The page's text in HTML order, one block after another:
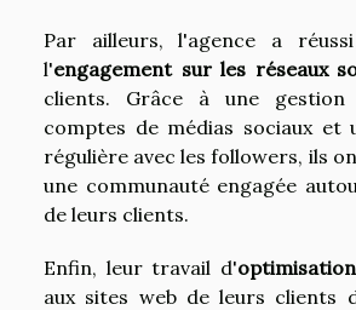
Par ailleurs, l'agence a
l'engagement sur les réseaux
clients. Grâce à une gestion
comptes de médias sociaux et
régulière avec les followers, ils
une communauté engagée
de leurs clients.
Enfin, leur travail d'
aux sites web de leurs clients